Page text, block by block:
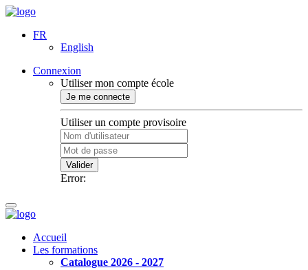
FR
English
Connexion
Utiliser mon compte école
Je me connecte
Utiliser un compte provisoire
Valider
Error:
Accueil
Les formations
Catalogue 2026 - 2027